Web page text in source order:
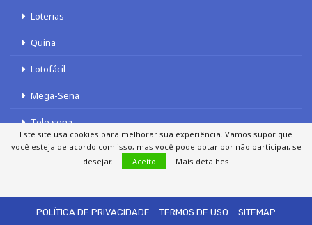
Loterias
Quina
Lotofácil
Mega-Sena
Tele sena
POLÍTICA DE PRIVACIDADE
TERMOS DE USO SITEMAP
Este site usa cookies para melhorar sua experiência. Vamos supor que
você esteja de acordo com isso, mas você pode optar por não participar, se
desejar.
Aceito Mais detalhes